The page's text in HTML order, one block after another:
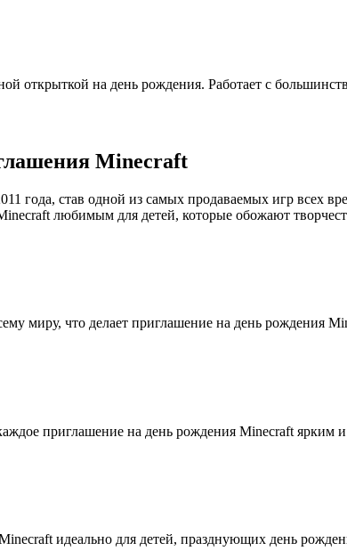
открыткой на день рождения. Работает с
Minecraft
года, став одной из самых продаваемых игр всех
любимым для детей, которые обожают
миру, что делает приглашение на день рождения
приглашение на день рождения Minecraft
идеально для детей, празднующих день